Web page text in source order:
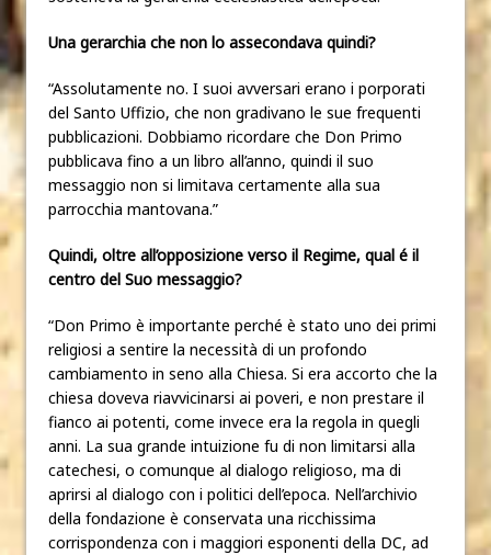
Una gerarchia che non lo assecondava quindi?
“Assolutamente no. I suoi avversari erano i porporati
del Santo Uffizio, che non gradivano le sue frequenti
pubblicazioni. Dobbiamo ricordare che Don Primo
pubblicava fino a un libro all’anno, quindi il suo
messaggio non si limitava certamente alla sua
parrocchia mantovana.”
Quindi, oltre all’opposizione verso il Regime, qual é il
centro del Suo messaggio?
“Don Primo è importante perché è stato uno dei primi
religiosi a sentire la necessità di un profondo
cambiamento in seno alla Chiesa. Si era accorto che la
chiesa doveva riavvicinarsi ai poveri, e non prestare il
fianco ai potenti, come invece era la regola in quegli
anni. La sua grande intuizione fu di non limitarsi alla
catechesi, o comunque al dialogo religioso, ma di
aprirsi al dialogo con i politici dell’epoca. Nell’archivio
della fondazione è conservata una ricchissima
corrispondenza con i maggiori esponenti della DC, ad